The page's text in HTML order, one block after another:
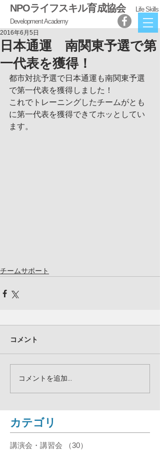
NPOライフスキル育成協会
Life Skills
Development Academy
日本通運 南関東予選で第
一代表を獲得！
2016年6月5日
都市対抗予選で日本通運も南関東予選
で第一代表を獲得しました！
これでトレーニングしたチームがとも
に第一代表を獲得できてホッとしてい
ます。
チームサポート
コメント
コメントを追加…
​カテゴリ
講演会・講習会 （30）